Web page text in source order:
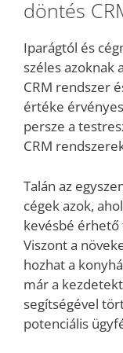
döntés
Iparágtól és
széles azoknak
CRM rendszer
értéke
persze a
CRM
Talán az
cégek azok,
kevésbé érhető
Viszont a
hozhat a
már a
segítségével
potenciális